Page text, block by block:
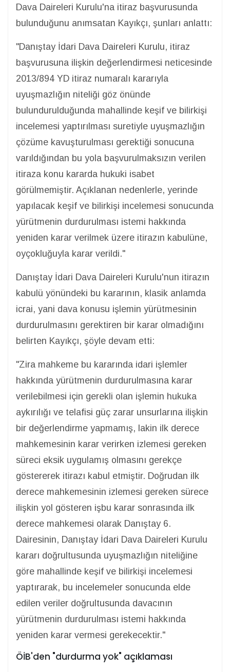
Dava Daireleri Kurulu'na itiraz başvurusunda
bulunduğunu anımsatan Kayıkçı, şunları anlattı:
"Danıştay İdari Dava Daireleri Kurulu, itiraz
başvurusuna ilişkin değerlendirmesi neticesinde
2013/894 YD itiraz numaralı kararıyla
uyuşmazlığın niteliği göz önünde
bulundurulduğunda mahallinde keşif ve bilirkişi
incelemesi yaptırılması suretiyle uyuşmazlığın
çözüme kavuşturulması gerektiği sonucuna
varıldığından bu yola başvurulmaksızın verilen
itiraza konu kararda hukuki isabet
görülmemiştir. Açıklanan nedenlerle, yerinde
yapılacak keşif ve bilirkişi incelemesi sonucunda
yürütmenin durdurulması istemi hakkında
yeniden karar verilmek üzere itirazın kabulüne,
oyçokluğuyla karar verildi."
Danıştay İdari Dava Daireleri Kurulu'nun itirazın
kabulü yönündeki bu kararının, klasik anlamda
icrai, yani dava konusu işlemin yürütmesinin
durdurulmasını gerektiren bir karar olmadığını
belirten Kayıkçı, şöyle devam etti:
"Zira mahkeme bu kararında idari işlemler
hakkında yürütmenin durdurulmasına karar
verilebilmesi için gerekli olan işlemin hukuka
aykırılığı ve telafisi güç zarar unsurlarına ilişkin
bir değerlendirme yapmamış, lakin ilk derece
mahkemesinin karar verirken izlemesi gereken
süreci eksik uygulamış olmasını gerekçe
göstererek itirazı kabul etmiştir. Doğrudan ilk
derece mahkemesinin izlemesi gereken sürece
ilişkin yol gösteren işbu karar sonrasında ilk
derece mahkemesi olarak Danıştay 6.
Dairesinin, Danıştay İdari Dava Daireleri Kurulu
kararı doğrultusunda uyuşmazlığın niteliğine
göre mahallinde keşif ve bilirkişi incelemesi
yaptırarak, bu incelemeler sonucunda elde
edilen veriler doğrultusunda davacının
yürütmenin durdurulması istemi hakkında
yeniden karar vermesi gerekecektir."
ÖİB'den "durdurma yok" açıklaması